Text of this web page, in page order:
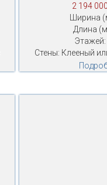
2 194
Ширина
Длина
Стены: Клееный